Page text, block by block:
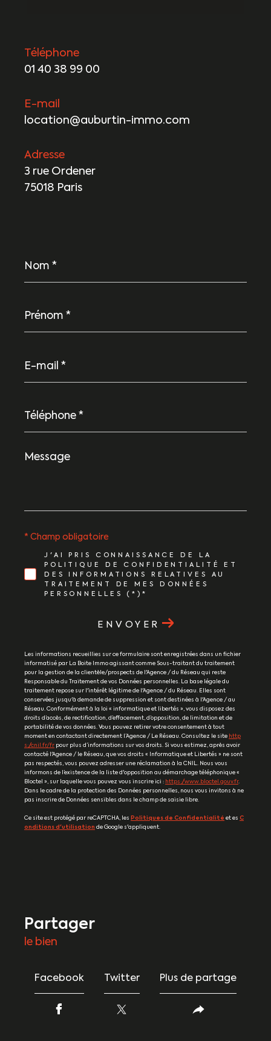
Téléphone
01 40 38 99 00
E-mail
location@auburtin-immo.com
Adresse
3 rue Ordener
75018 Paris
*
*
mail
*
Message
J'AI PRIS CONNAISSANCE DE LA
POLITIQUE DE CONFIDENTIALITÉ ET
DES INFORMATIONS RELATIVES AU
TRAITEMENT DE MES DONNÉES
PERSONNELLES (*)*
* Champ obligatoire
ENVOYER
Les informations recueillies sur ce formulaire sont enregistrées dans un fichier
informatisé par La Boite Immo agissant comme Sous-traitant du traitement
pour la gestion de la clientèle/prospects de l'Agence / du Réseau qui reste
Responsable du Traitement de vos Données personnelles. La base légale du
traitement repose sur l'intérêt légitime de l'Agence / du Réseau. Elles sont
conservées jusqu'à demande de suppression et sont destinées à l'Agence / au
Réseau. Conformément à la loi « informatique et libertés », vous disposez des
droits d’accès, de rectification, d’effacement, d’opposition, de limitation et de
portabilité de vos données. Vous pouvez retirer votre consentement à tout
moment en contactant directement l’Agence / Le Réseau. Consultez le site http
s://cnil.fr/fr pour plus d’informations sur vos droits. Si vous estimez, après avoir
contacté l'Agence / le Réseau, que vos droits « Informatique et Libertés » ne sont
pas respectés, vous pouvez adresser une réclamation à la CNIL. Nous vous
informons de l’existence de la liste d'opposition au démarchage téléphonique «
Bloctel », sur laquelle vous pouvez vous inscrire ici : https://www.bloctel.gouv.fr.
Dans le cadre de la protection des Données personnelles, nous vous invitons à ne
pas inscrire de Données sensibles dans le champ de saisie libre.
Ce site est protégé par reCAPTCHA, les Politiques de Confidentialité et es C
onditions d'utilisation de Google s'appliquent.
partager
le bien
Facebook Twitter Plus de partage